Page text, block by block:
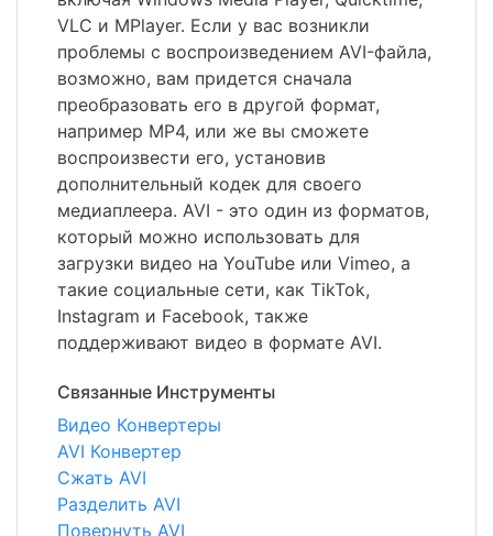
VLC и MPlayer. Если у вас возникли
проблемы с воспроизведением AVI-файла,
возможно, вам придется сначала
преобразовать его в другой формат,
например MP4, или же вы сможете
воспроизвести его, установив
дополнительный кодек для своего
медиаплеера. AVI - это один из форматов,
который можно использовать для
загрузки видео на YouTube или Vimeo, а
такие социальные сети, как TikTok,
Instagram и Facebook, также
поддерживают видео в формате AVI.
Связанные Инструменты
Видео Конвертеры
AVI Конвертер
Сжать AVI
Разделить AVI
Повернуть AVI